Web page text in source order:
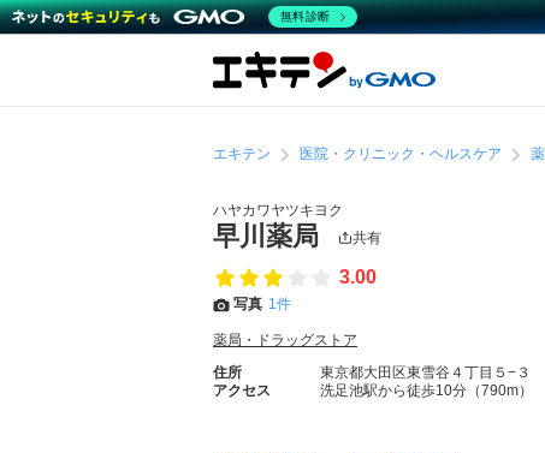
エキテン 医院・クリニック・ヘルスケア
ハヤカワヤツキヨク
早川薬局 共有
3.00
写真 1件
薬局・ドラッグストア
住所
東京都大田区東雪谷４丁目５−３
アクセス
洗足池駅から徒歩10分（790m）
無料診断